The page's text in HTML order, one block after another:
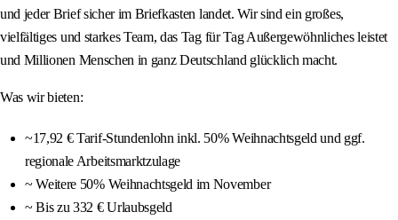
und jeder Brief sicher im Briefkasten landet. Wir sind ein großes,
vielfältiges und starkes Team, das Tag für Tag Außergewöhnliches leistet
und Millionen Menschen in ganz Deutschland glücklich macht.
Was wir bieten:
~17,92 € Tarif-Stundenlohn inkl. 50% Weihnachtsgeld und ggf.
regionale Arbeitsmarktzulage
~ Weitere 50% Weihnachtsgeld im November
~ Bis zu 332 € Urlaubsgeld